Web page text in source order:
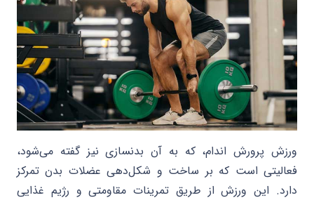
ورزش پرورش اندام، که به آن بدنسازی نیز گفته می‌شود،
فعالیتی است که بر ساخت و شکل‌دهی عضلات بدن تمرکز
دارد. این ورزش از طریق تمرینات مقاومتی و رژیم غذایی